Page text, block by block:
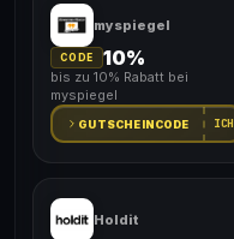
myspiegel
CODE 10%
bis zu 10% Rabatt bei
myspiegel
GUTSCHEINCODE ICH
Holdit